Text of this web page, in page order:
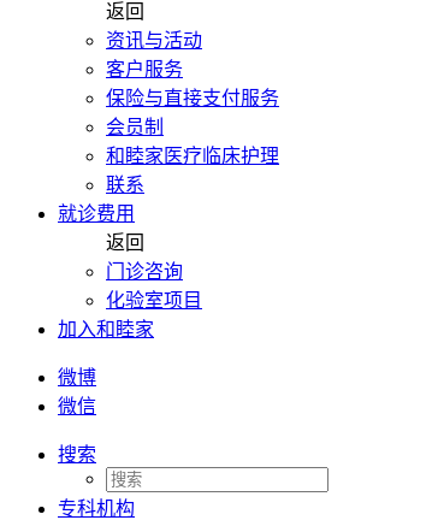
返回
资讯与活动
客户服务
保险与直接支付服务
会员制
和睦家医疗临床护理
联系
就诊费用
返回
门诊咨询
化验室项目
加入和睦家
微博
微信
搜索
专科机构